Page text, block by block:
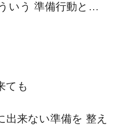
いう 準備行動と…
ても
出来ない準備を 整え